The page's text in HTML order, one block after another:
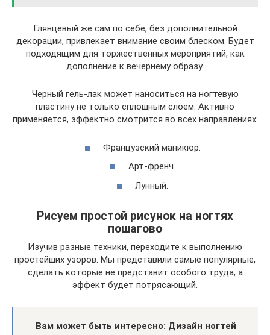
Глянцевый же сам по себе, без дополнительной
декорации, привлекает внимание своим блеском. Будет
подходящим для торжественных мероприятий, как
дополнение к вечернему образу.
Черный гель-лак может наноситься на ногтевую
пластину не только сплошным слоем. Активно
применяется, эффектно смотрится во всех направлениях:
Французский маникюр.
Арт-френч.
Лунный.
Рисуем простой рисунок на ногтях
пошагово
Изучив разные техники, переходите к выполнению
простейших узоров. Мы представили самые популярные,
сделать которые не представит особого труда, а
эффект будет потрясающий.
Вам может быть интересно: Дизайн ногтей